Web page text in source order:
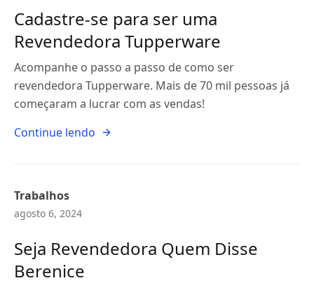
Cadastre-se para ser uma
Revendedora Tupperware
Acompanhe o passo a passo de como ser
revendedora Tupperware. Mais de 70 mil pessoas já
começaram a lucrar com as vendas!
Continue lendo
Trabalhos
agosto 6, 2024
Seja Revendedora Quem Disse
Berenice